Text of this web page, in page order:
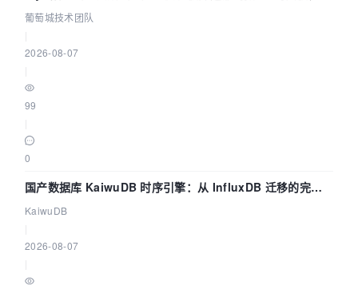
数联动全闭环
葡萄城技术团队
2026-08-07
99
0
国产数据库 KaiwuDB 时序引擎：从 InfluxDB 迁移的完整
技术路径
KaiwuDB
2026-08-07